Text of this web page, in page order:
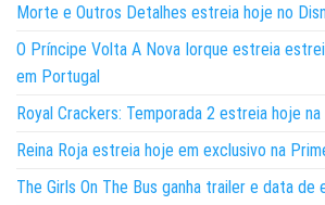
Morte e Outros Detalhes estreia hoje no
O Príncipe Volta A Nova Iorque estreia
em Portugal
Royal Crackers: Temporada 2 estreia hoje na
Reina Roja estreia hoje em exclusivo na
The Girls On The Bus ganha trailer e data de